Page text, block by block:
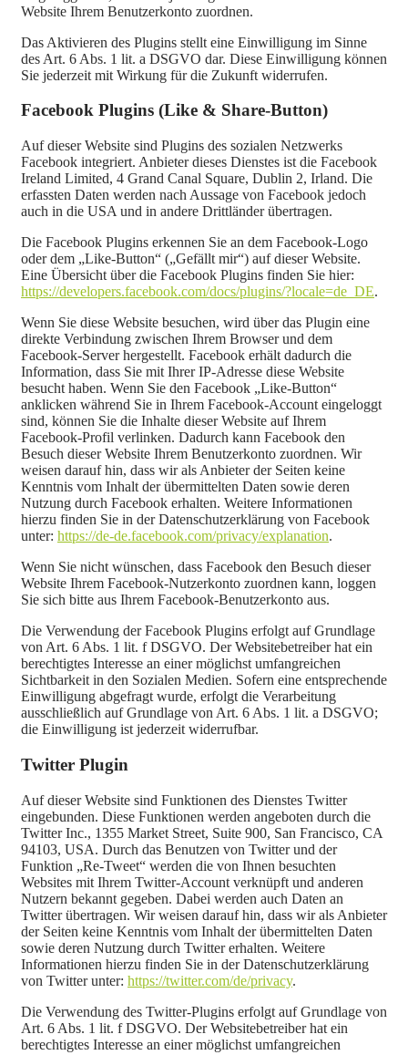
Website Ihrem Benutzerkonto zuordnen.
Das Aktivieren des Plugins stellt eine Einwilligung im Sinne
des Art. 6 Abs. 1 lit. a DSGVO dar. Diese Einwilligung können
Sie jederzeit mit Wirkung für die Zukunft widerrufen.
Facebook Plugins (Like & Share-Button)
Auf dieser Website sind Plugins des sozialen Netzwerks
Facebook integriert. Anbieter dieses Dienstes ist die Facebook
Ireland Limited, 4 Grand Canal Square, Dublin 2, Irland. Die
erfassten Daten werden nach Aussage von Facebook jedoch
auch in die USA und in andere Drittländer übertragen.
Die Facebook Plugins erkennen Sie an dem Facebook-Logo
oder dem „Like-Button“ („Gefällt mir“) auf dieser Website.
Eine Übersicht über die Facebook Plugins finden Sie hier:
https://developers.facebook.com/docs/plugins/?locale=de_DE.
Wenn Sie diese Website besuchen, wird über das Plugin eine
direkte Verbindung zwischen Ihrem Browser und dem
Facebook-Server hergestellt. Facebook erhält dadurch die
Information, dass Sie mit Ihrer IP-Adresse diese Website
besucht haben. Wenn Sie den Facebook „Like-Button“
anklicken während Sie in Ihrem Facebook-Account eingeloggt
sind, können Sie die Inhalte dieser Website auf Ihrem
Facebook-Profil verlinken. Dadurch kann Facebook den
Besuch dieser Website Ihrem Benutzerkonto zuordnen. Wir
weisen darauf hin, dass wir als Anbieter der Seiten keine
Kenntnis vom Inhalt der übermittelten Daten sowie deren
Nutzung durch Facebook erhalten. Weitere Informationen
hierzu finden Sie in der Datenschutzerklärung von Facebook
unter: https://de-de.facebook.com/privacy/explanation.
Wenn Sie nicht wünschen, dass Facebook den Besuch dieser
Website Ihrem Facebook-Nutzerkonto zuordnen kann, loggen
Sie sich bitte aus Ihrem Facebook-Benutzerkonto aus.
Die Verwendung der Facebook Plugins erfolgt auf Grundlage
von Art. 6 Abs. 1 lit. f DSGVO. Der Websitebetreiber hat ein
berechtigtes Interesse an einer möglichst umfangreichen
Sichtbarkeit in den Sozialen Medien. Sofern eine entsprechende
Einwilligung abgefragt wurde, erfolgt die Verarbeitung
ausschließlich auf Grundlage von Art. 6 Abs. 1 lit. a DSGVO;
die Einwilligung ist jederzeit widerrufbar.
Twitter Plugin
Auf dieser Website sind Funktionen des Dienstes Twitter
eingebunden. Diese Funktionen werden angeboten durch die
Twitter Inc., 1355 Market Street, Suite 900, San Francisco, CA
94103, USA. Durch das Benutzen von Twitter und der
Funktion „Re-Tweet“ werden die von Ihnen besuchten
Websites mit Ihrem Twitter-Account verknüpft und anderen
Nutzern bekannt gegeben. Dabei werden auch Daten an
Twitter übertragen. Wir weisen darauf hin, dass wir als Anbieter
der Seiten keine Kenntnis vom Inhalt der übermittelten Daten
sowie deren Nutzung durch Twitter erhalten. Weitere
Informationen hierzu finden Sie in der Datenschutzerklärung
von Twitter unter: https://twitter.com/de/privacy.
Die Verwendung des Twitter-Plugins erfolgt auf Grundlage von
Art. 6 Abs. 1 lit. f DSGVO. Der Websitebetreiber hat ein
berechtigtes Interesse an einer möglichst umfangreichen